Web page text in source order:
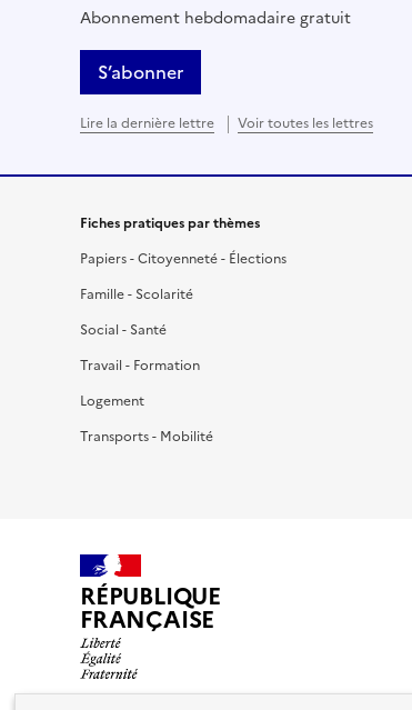
Abonnement hebdomadaire gratuit
S’abonner
Lire la dernière lettre Voir toutes les lettres
Fiches pratiques par thèmes
Papiers - Citoyenneté - Élections
Famille - Scolarité
Social - Santé
Travail - Formation
Logement
Transports - Mobilité
RÉPUBLIQUE
FRANÇAISE